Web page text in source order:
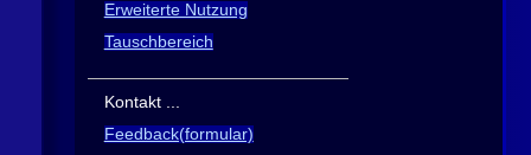
Erweiterte Nutzung
Tauschbereich
Kontakt ...
Feedback(formular)